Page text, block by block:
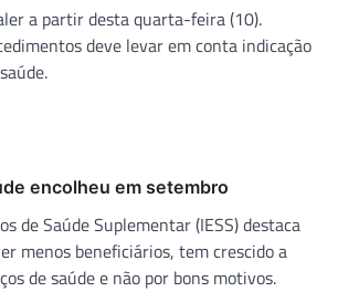
a partir desta quarta-feira (10).
deve levar em conta indicação
encolheu em setembro
de Saúde Suplementar (IESS) destaca
menos beneficiários, tem crescido a
de saúde e não por bons motivos.